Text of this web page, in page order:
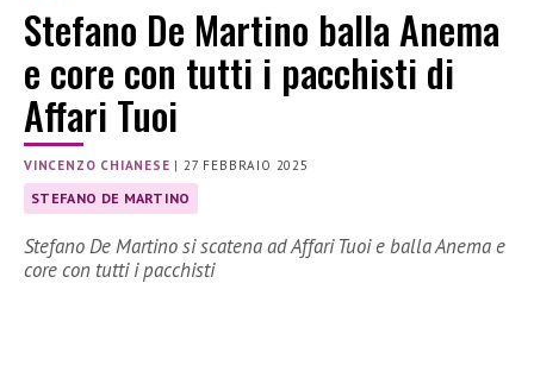
Stefano De Martino balla Anema
e core con tutti i pacchisti di
Affari Tuoi
VINCENZO CHIANESE |27 FEBBRAIO 2025
STEFANO DE MARTINO
Stefano De Martino si scatena ad Affari Tuoi e balla Anema e
core con tutti i pacchisti